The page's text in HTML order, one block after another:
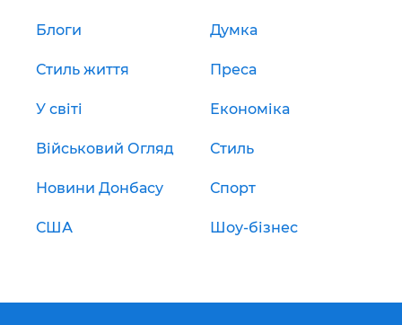
Блоги Думка
Стиль життя Преса
У світі Економіка
Військовий Огляд Стиль
Новини Донбасу Спорт
США Шоу-бізнес